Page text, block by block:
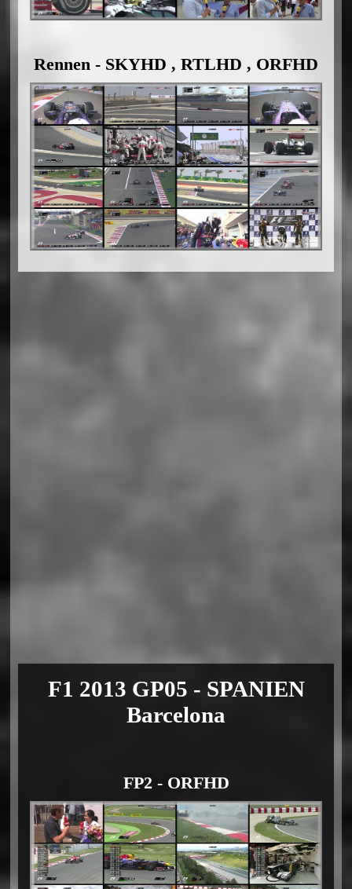
Rennen - SKYHD , RTLHD , ORFHD
F1 2013 GP05 - SPANIEN
Barcelona
FP2 - ORFHD